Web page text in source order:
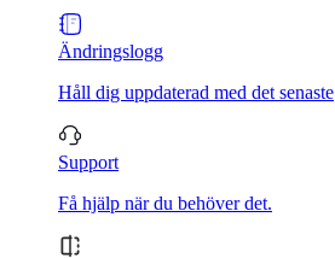
Ändringslogg
Håll dig uppdaterad med det senaste
Support
Få hjälp när du behöver det.